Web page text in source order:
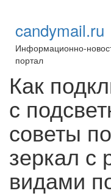
contentcandymail.ru
Информационно-
портал
Как
с
советы
зеркал с
видами